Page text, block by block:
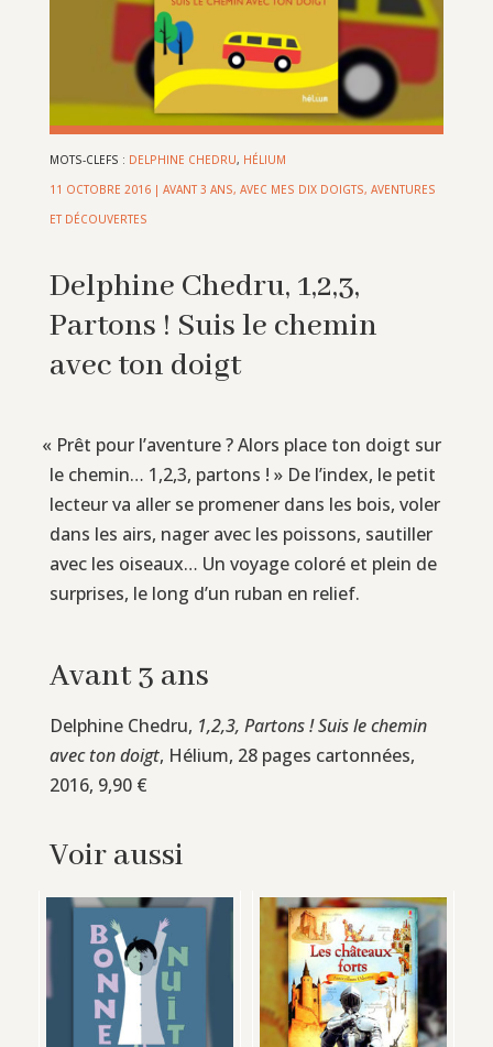
MOTS-CLEFS : DELPHINE CHEDRU, HÉLIUM
11 OCTOBRE 2016| AVANT 3 ANS, AVEC MES DIX DOIGTS, AVENTURES
ET DÉCOUVERTES
Delphine Chedru, 1,2,3,
Partons ! Suis le chemin
avec ton doigt
« Prêt pour l’aventure ? Alors place ton doigt sur
le chemin… 1,2,3, partons ! » De l’index, le petit
lecteur va aller se promener dans les bois, voler
dans les airs, nager avec les poissons, sautiller
avec les oiseaux… Un voyage coloré et plein de
surprises, le long d’un ruban en relief.
Avant 3 ans
Delphine Chedru, 1,2,3, Partons ! Suis le chemin
avec ton doigt, Hélium, 28 pages cartonnées,
2016, 9,90 €
Voir aussi